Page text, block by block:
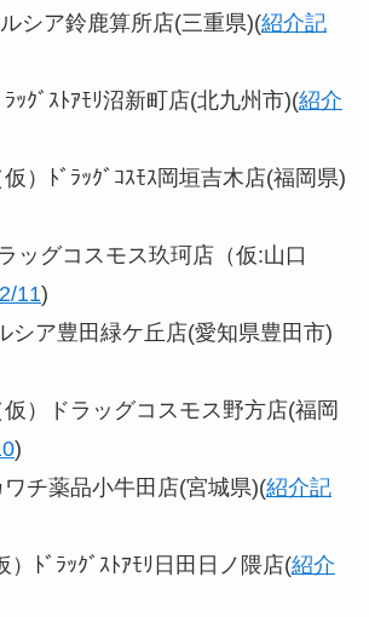
シア鈴鹿算所店(三重県)(紹介記
ﾗｯｸﾞｽﾄｱﾓﾘ沼新町店(北九州市)(紹介
）ﾄﾞﾗｯｸﾞｺｽﾓｽ岡垣吉木店(福岡県)
ッグコスモス玖珂店（仮:山口
11)
シア豊田緑ケ丘店(愛知県豊田市)
仮）ドラッグコスモス野方店(福岡
)
ワチ薬品小牛田店(宮城県)(紹介記
）ﾄﾞﾗｯｸﾞｽﾄｱﾓﾘ日田日ノ隈店(紹介